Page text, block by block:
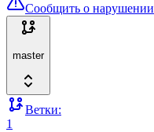
Сообщить о нарушении
master
Ветки:
1